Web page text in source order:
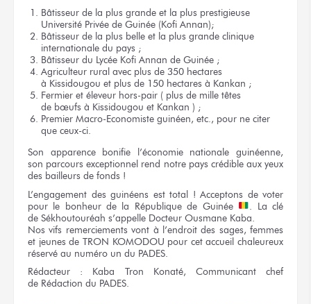
Bâtisseurde la plus grandeet la plus prestigieuse
Université Privéede Guinée (Kofi Annan);
Bâtisseurde la plus belleet la plus grande clinique
internationaledu pays ;
Bâtisseurdu Lycée Kofi Annan de Guinée ;
Agriculteur rural avec plusde 350 hectares
à Kissidougou et plus de 150 hectaresà Kankan ;
Fermieret éleveur hors-pair ( plus de mille têtes
de bœufs à Kissidougou et Kankan ) ;
Premier Macro-Economiste guinéen, etc., pour ne citer
que ceux-ci.
Son apparencebonifie l’économie nationale guinéenne,
son parcours exceptionnel rend notre pays crédible aux yeux
des bailleurs de fonds !
L’engagement des guinéens est total ! Acceptons de voter
pour le bonheurde la République de Guinée . La clé
de Sékhoutouréah s’appelle Docteur Ousmane Kaba.
Nos vifs remerciements vont à l’endroit des sages, femmes
et jeunes de TRON KOMODOU pour cet accueil chaleureux
réservé au numéro un du PADES.
Rédacteur : Kaba Tron Konaté, Communicant chef
de Rédaction du PADES.